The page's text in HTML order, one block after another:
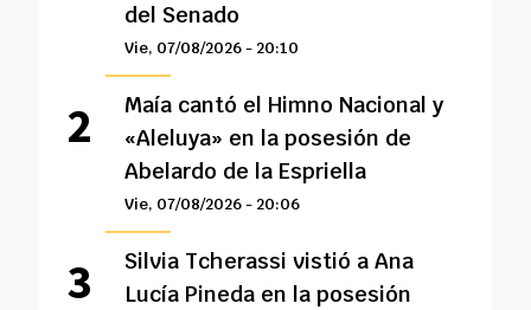
del Senado
Vie, 07/08/2026 - 20:10
Maía cantó el Himno Nacional y
«Aleluya» en la posesión de
Abelardo de la Espriella
Vie, 07/08/2026 - 20:06
Silvia Tcherassi vistió a Ana
Lucía Pineda en la posesión